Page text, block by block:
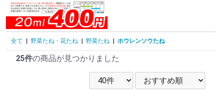
全て | 野菜たね・花たね | 野菜たね | ホウレンソウたね
25件の商品が見つかりました